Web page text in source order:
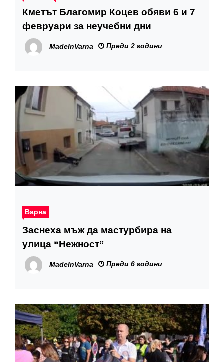
Кметът Благомир Коцев обяви 6 и 7
февруари за неучебни дни
MadeInVarna Преди 2 години
Варна
Заснеха мъж да мастурбира на
улица “Нежност”
MadeInVarna Преди 6 години